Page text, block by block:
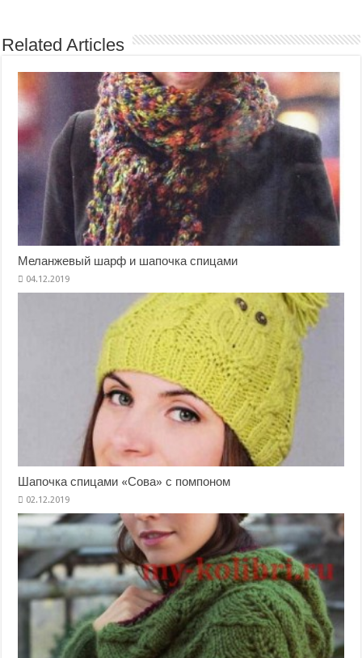
Related Articles
Меланжевый шарф и шапочка спицами
Шапочка спицами «Сова» с помпоном